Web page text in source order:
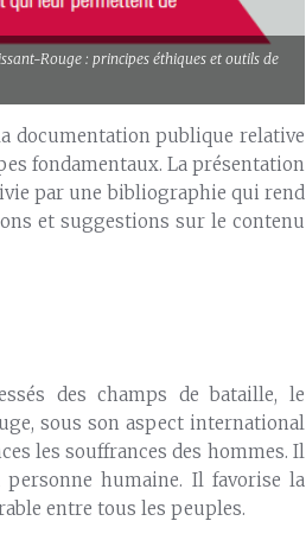
Rouge : principes éthiques et outils de
documentation publique relative
fondamentaux. La présentation
par une bibliographie qui rend
et suggestions sur le contenu
des champs de bataille, le
sous son aspect international
les souffrances des hommes. Il
humaine. Il favorise la
entre tous les peuples.